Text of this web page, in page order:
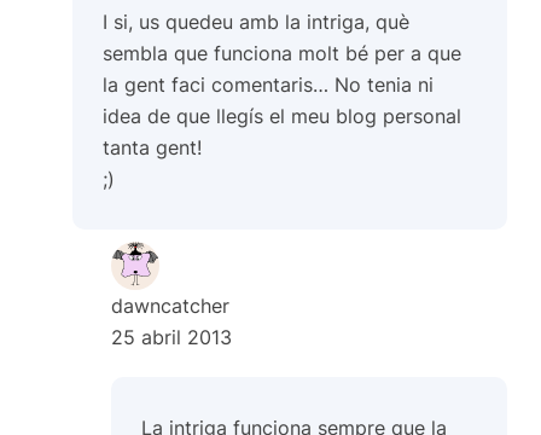
I si, us quedeu amb la intriga, què
sembla que funciona molt bé per a que
la gent faci comentaris… No tenia ni
idea de que llegís el meu blog personal
tanta gent!
;)
dawncatcher
25 abril 2013
La intriga funciona sempre que la